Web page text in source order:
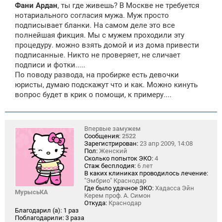
б
щ
н
и
Фани Ардан, ты где живешь? В Москве не требуется
нотариального согласия мужа. Муж просто
подписывает бланки. На самом деле это все
полнейшая фикция. Мы с мужем проходили эту
процедуру. можно взять домой и из дома привести
подписанные. Никто не проверяет, не сличает
подписи и фотки.....
По поводу развода, на пробирке есть девочки
юристы, думаю подскажут что и как. Можно кинуть
вопрос будет в крик о помощи, к примеру....
МурысьКА
Впервые замужем
Сообщения: 2522
Зарегистрирован: 23 апр 2009, 14:08
Пол: Женский
Сколько попыток ЭКО: 4
Стаж бесплодия: 6 лет
В каких клиниках проводилось лечение:
"Эмбрио" Краснодар
Где было удачное ЭКО: Хадасса Эйн
Керем проф. А. Симон
Откуда: Краснодар
Благодарил (а): 1 раз
Поблагодарили: 3 раза